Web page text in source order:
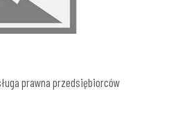
prawna przedsiębiorców